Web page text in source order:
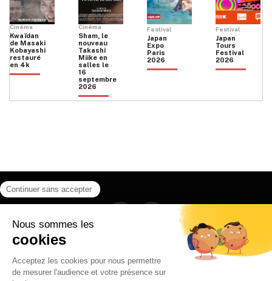
Cinéma
Kwaïdan
de Masaki
Kobayashi
restauré
en 4k
Cinéma
Sham, le
nouveau
Takashi
Miike en
salles le
16
septembre
2026
Festival
Japan
Expo
Paris
2026
Festival
Japan
Tours
Festival
2026
Instagram
CONTACT
POLITIQUE DE CONFIDENTIALITÉ